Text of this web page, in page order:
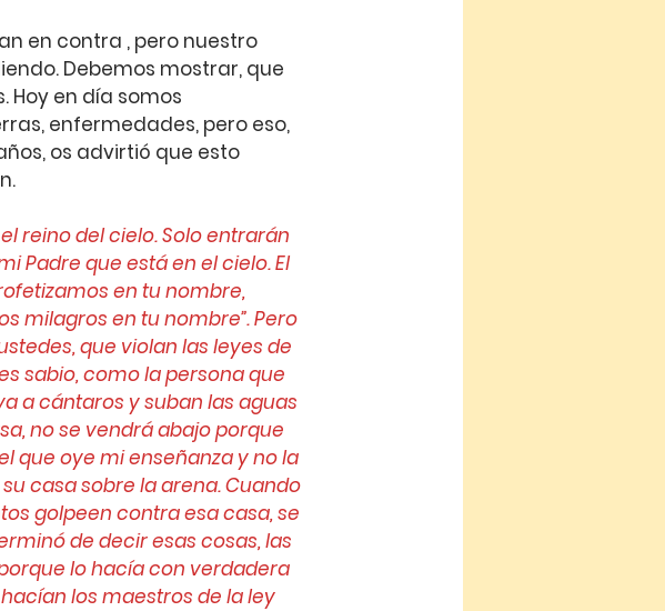
en contra , pero nuestro
Debemos mostrar, que
Hoy en día somos
enfermedades, pero eso,
os advirtió que esto
el reino del cielo. Solo entrarán
Padre que está en el cielo. El
en tu nombre,
milagros en tu nombre”. Pero
que violan las leyes de
sabio, como la persona que
a cántaros y suban las aguas
no se vendrá abajo porque
que oye mi enseñanza y no la
casa sobre la arena. Cuando
golpeen contra esa casa, se
de decir esas cosas, las
lo hacía con verdadera
los maestros de la ley